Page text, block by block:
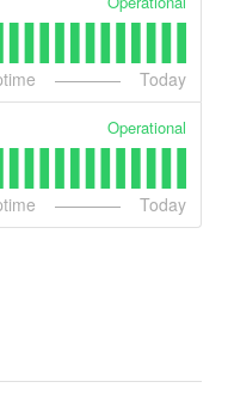
Today
Operational
Today